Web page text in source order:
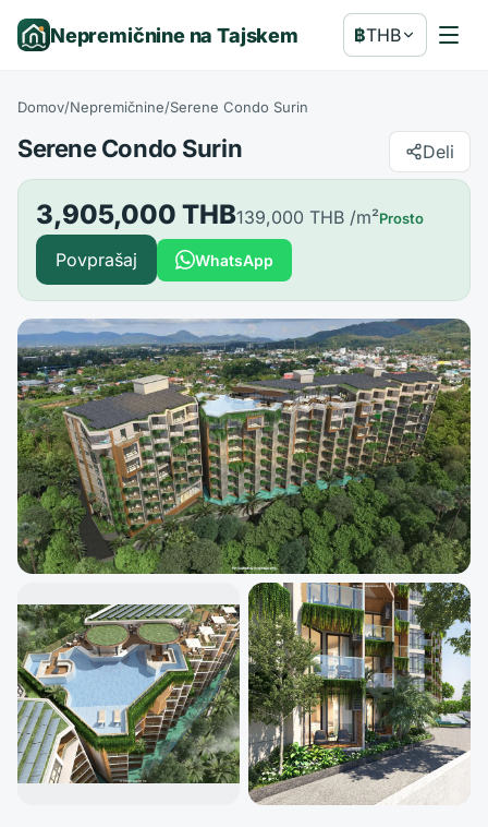
Nepremičnine na Tajskem ฿THB
Domov/Nepremičnine/Serene Condo Surin
Serene Condo Surin Deli
3,905,000 THB139,000 THB /m²Prosto
Povprašaj WhatsApp